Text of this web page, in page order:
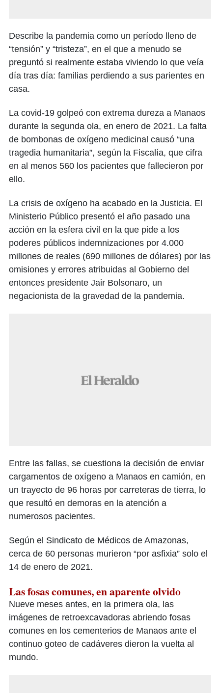
Describe la pandemia como un período lleno de
“tensión” y “tristeza”, en el que a menudo se
preguntó si realmente estaba viviendo lo que veía
día tras día: familias perdiendo a sus parientes en
casa.
La covid-19 golpeó con extrema dureza a Manaos
durante la segunda ola, en enero de 2021. La falta
de bombonas de oxígeno medicinal causó “una
tragedia humanitaria”, según la Fiscalía, que cifra
en al menos 560 los pacientes que fallecieron por
ello.
La crisis de oxígeno ha acabado en la Justicia. El
Ministerio Público presentó el año pasado una
acción en la esfera civil en la que pide a los
poderes públicos indemnizaciones por 4.000
millones de reales (690 millones de dólares) por las
omisiones y errores atribuidas al Gobierno del
entonces presidente Jair Bolsonaro, un
negacionista de la gravedad de la pandemia.
Entre las fallas, se cuestiona la decisión de enviar
cargamentos de oxígeno a Manaos en camión, en
un trayecto de 96 horas por carreteras de tierra, lo
que resultó en demoras en la atención a
numerosos pacientes.
Según el Sindicato de Médicos de Amazonas,
cerca de 60 personas murieron “por asfixia” solo el
14 de enero de 2021.
Las fosas comunes, en aparente olvido
Nueve meses antes, en la primera ola, las
imágenes de retroexcavadoras abriendo fosas
comunes en los cementerios de Manaos ante el
continuo goteo de cadáveres dieron la vuelta al
mundo.